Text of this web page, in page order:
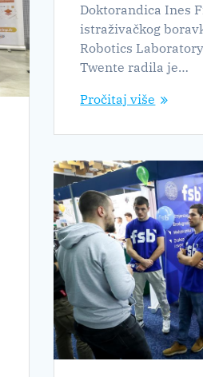
Doktorandica Ines
istraživačkog
Robotics
Twente radila je…
Pročitaj više